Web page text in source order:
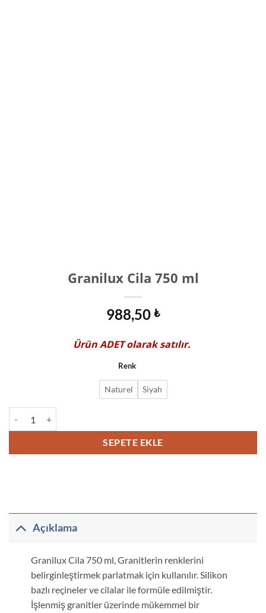
Granilux Cila 750 ml
988,50 ₺
ÜrünADETolarak satılır.
Renk
Naturel Siyah
SEPETE EKLE
Açıklama
Granilux Cila 750 ml, Granitlerin renklerini
belirginleştirmek parlatmak için kullanılır. Silikon
bazlı reçineler ve cilalar ile formüle edilmiştir.
İşlenmiş granitler üzerinde mükemmel bir